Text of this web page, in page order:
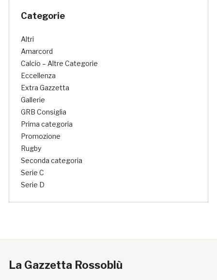
Categorie
Altri
Amarcord
Calcio – Altre Categorie
Eccellenza
Extra Gazzetta
Gallerie
GRB Consiglia
Prima categoria
Promozione
Rugby
Seconda categoria
Serie C
Serie D
La Gazzetta Rossoblù